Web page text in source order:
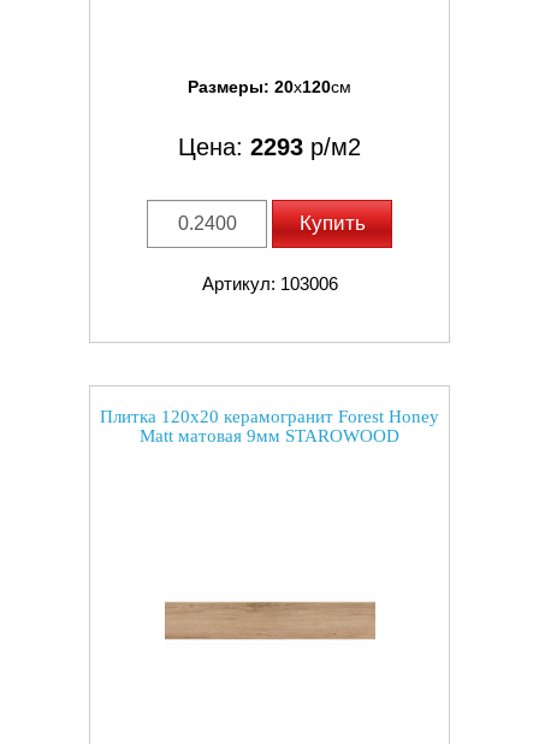
Размеры: 20x120см
Цена: 2293 р/м2
Купить
Артикул: 103006
Плитка 120x20 керамогранит Forest Honey
Matt матовая 9мм STAROWOOD